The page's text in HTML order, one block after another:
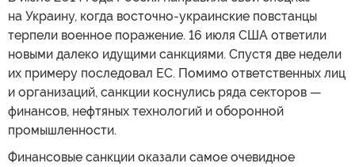
на Украину, когда восточно-украинские повстанцы
терпели военное поражение. 16 июля США ответили
новыми далеко идущими санкциями. Спустя две недели
их примеру последовал ЕС. Помимо ответственных лиц
и организаций, санкции коснулись ряда секторов —
финансов, нефтяных технологий и оборонной
промышленности.
Финансовые санкции оказали самое очевидное